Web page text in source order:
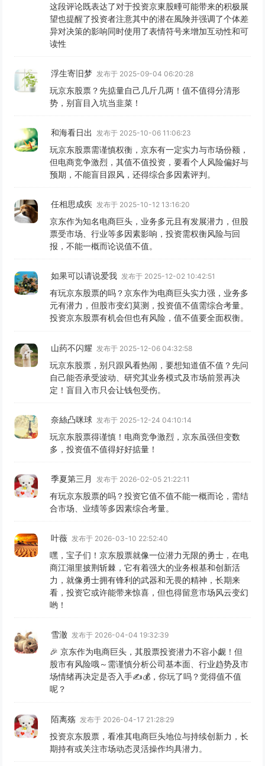
这段评论既表达了对于投资京東股畽可能带来的积极展
望也提醒了投资者注意其中的潜在風険并强调了个体差
异对决策的影响同时使用了表情符号来增加互动性和可
读性
浮生寄旧梦 发布于 2025-09-04 06:20:28
玩京东股票？先掂量自己几斤几两！值不值得分清形
势，别盲目入坑当韭菜！
和海看日出 发布于 2025-10-06 11:06:23
玩京东股票需谨慎权衡，京东有一定实力与市场份额，
但电商竞争激烈，其值不值投资，要看个人风险偏好与
预期，不能盲目跟风，还得综合多因素评判。
任相思成疾 发布于 2025-10-12 13:16:20
京东作为知名电商巨头，业务多元且有发展潜力，但股
票受市场、行业等多因素影响，投资需权衡风险与回
报，不能一概而论说值不值。
如果可以请说爱我 发布于 2025-12-02 10:42:51
有玩京东股票的吗？京东作为电商巨头实力强，业务多
元有潜力，但股市变幻莫测，投资值不值需综合考量。
投资京东股票有机会但也有风险，值不值要全面权衡。
山药不闪耀 发布于 2025-12-06 04:32:58
玩京东股票，别只跟风看热闹，要想知道值不值？先问
自己能否承受波动、研究其业务模式及市场前景再决
定！盲目入市只会让钱包受伤。
奈絲凸咪球 发布于 2025-12-24 04:10:14
玩京东股票得谨慎！电商竞争激烈，京东虽强但变数
多，投资值不值得好好掂量！
季夏第三月 发布于 2026-02-05 21:22:11
有玩京东股票的吗？投资它值不值不能一概而论，需结
合市场、业绩等多因素综合考量。
叶薇 发布于 2026-03-10 22:52:40
嘿，宝子们！京东股票就像一位潜力无限的勇士，在电
商江湖里披荆斩棘，它有着强大的业务根基和创新活
力，就像勇士拥有锋利的武器和无畏的精神，长期来
看，投资它或许能带来惊喜，但也得留意市场风云变幻
哟！
雪澈 发布于 2026-04-04 19:32:39
🎉 京东作为电商巨头，其股票投资潜力不容小觑！但
股市有风险哦～需谨慎分析公司基本面、行业趋势及市
场情绪再决定是否入手✍️💰，你玩了吗？觉得值不值
呢？
陌离殇 发布于 2026-04-17 21:28:29
投资京东股票，看准其电商巨头地位与持续创新力，长
期持有或关注市场动态灵活操作均具潜力。